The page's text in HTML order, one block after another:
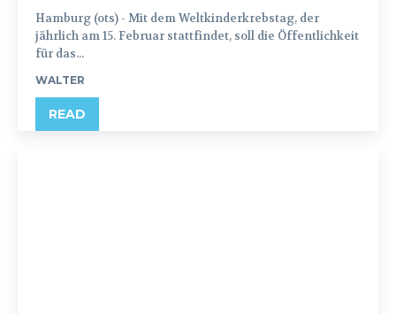
Hamburg (ots) - Mit dem Weltkinderkrebstag, der
jährlich am 15. Februar stattfindet, soll die Öffentlichkeit
für das...
WALTER
READ